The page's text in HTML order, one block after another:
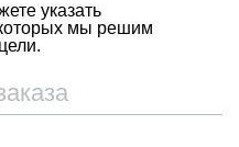
указать
мы решим